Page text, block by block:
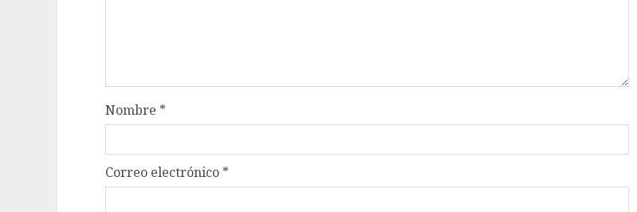
Nombre *
Correo electrónico *